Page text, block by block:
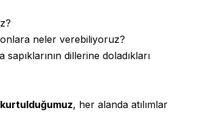
neler verebiliyoruz?
dillerine doladıkları
, her alanda atılımlar